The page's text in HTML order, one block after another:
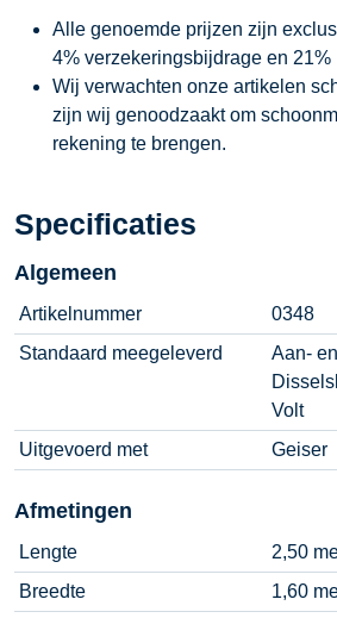
Alle genoemde prijzen zijn
4% verzekeringsbijdrage en 21%
Wij verwachten onze artikelen
zijn wij genoodzaakt om
rekening te brengen.
Specificaties
Algemeen
Artikelnummer
0348
Standaard meegeleverd
Aan-
Volt
Uitgevoerd met
Geiser
Afmetingen
Lengte
2,50
Breedte
1,60